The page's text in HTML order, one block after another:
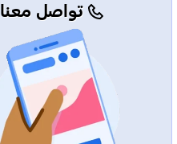
تواصل معنا